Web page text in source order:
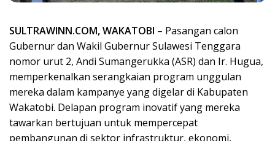
SULTRAWINN.COM, WAKATOBI – Pasangan calon
Gubernur dan Wakil Gubernur Sulawesi Tenggara
nomor urut 2, Andi Sumangerukka (ASR) dan Ir. Hugua,
memperkenalkan serangkaian program unggulan
mereka dalam kampanye yang digelar di Kabupaten
Wakatobi. Delapan program inovatif yang mereka
tawarkan bertujuan untuk mempercepat
pembangunan di sektor infrastruktur, ekonomi,